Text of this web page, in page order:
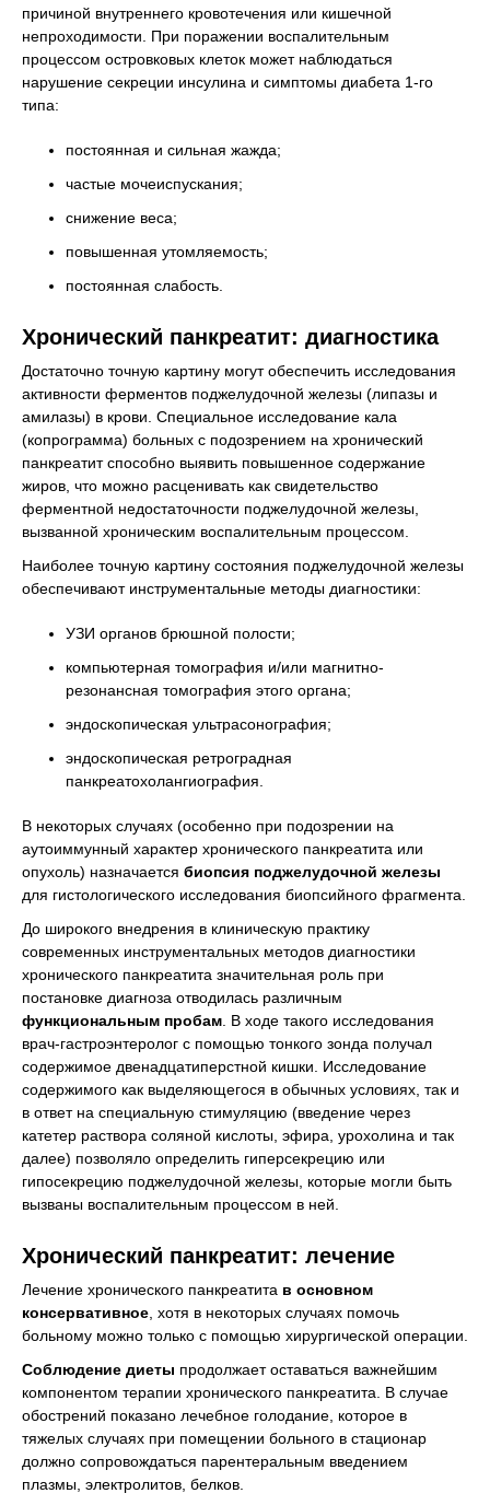
причиной внутреннего кровотечения или кишечной
непроходимости. При поражении воспалительным
процессом островковых клеток может наблюдаться
нарушение секреции инсулина и симптомы диабета 1-го
типа:
постоянная и сильная жажда;
частые мочеиспускания;
снижение веса;
повышенная утомляемость;
постоянная слабость.
Хронический панкреатит: диагностика
Достаточно точную картину могут обеспечить исследования
активности ферментов поджелудочной железы (липазы и
амилазы) в крови. Специальное исследование кала
(копрограмма) больных с подозрением на хронический
панкреатит способно выявить повышенное содержание
жиров, что можно расценивать как свидетельство
ферментной недостаточности поджелудочной железы,
вызванной хроническим воспалительным процессом.
Наиболее точную картину состояния поджелудочной железы
обеспечивают инструментальные методы диагностики:
УЗИ органов брюшной полости;
компьютерная томография и/или магнитно-
резонансная томография этого органа;
эндоскопическая ультрасонография;
эндоскопическая ретроградная
панкреатохолангиография.
В некоторых случаях (особенно при подозрении на
аутоиммунный характер хронического панкреатита или
опухоль) назначается биопсия поджелудочной железы
для гистологического исследования биопсийного фрагмента.
До широкого внедрения в клиническую практику
современных инструментальных методов диагностики
хронического панкреатита значительная роль при
постановке диагноза отводилась различным
функциональным пробам . В ходе такого исследования
врач-гастроэнтеролог с помощью тонкого зонда получал
содержимое двенадцатиперстной кишки. Исследование
содержимого как выделяющегося в обычных условиях, так и
в ответ на специальную стимуляцию (введение через
катетер раствора соляной кислоты, эфира, урохолина и так
далее) позволяло определить гиперсекрецию или
гипосекрецию поджелудочной железы, которые могли быть
вызваны воспалительным процессом в ней.
Хронический панкреатит: лечение
Лечение хронического панкреатита в основном
консервативное , хотя в некоторых случаях помочь
больному можно только с помощью хирургической операции.
Соблюдение диеты продолжает оставаться важнейшим
компонентом терапии хронического панкреатита. В случае
обострений показано лечебное голодание, которое в
тяжелых случаях при помещении больного в стационар
должно сопровождаться парентеральным введением
плазмы, электролитов, белков.